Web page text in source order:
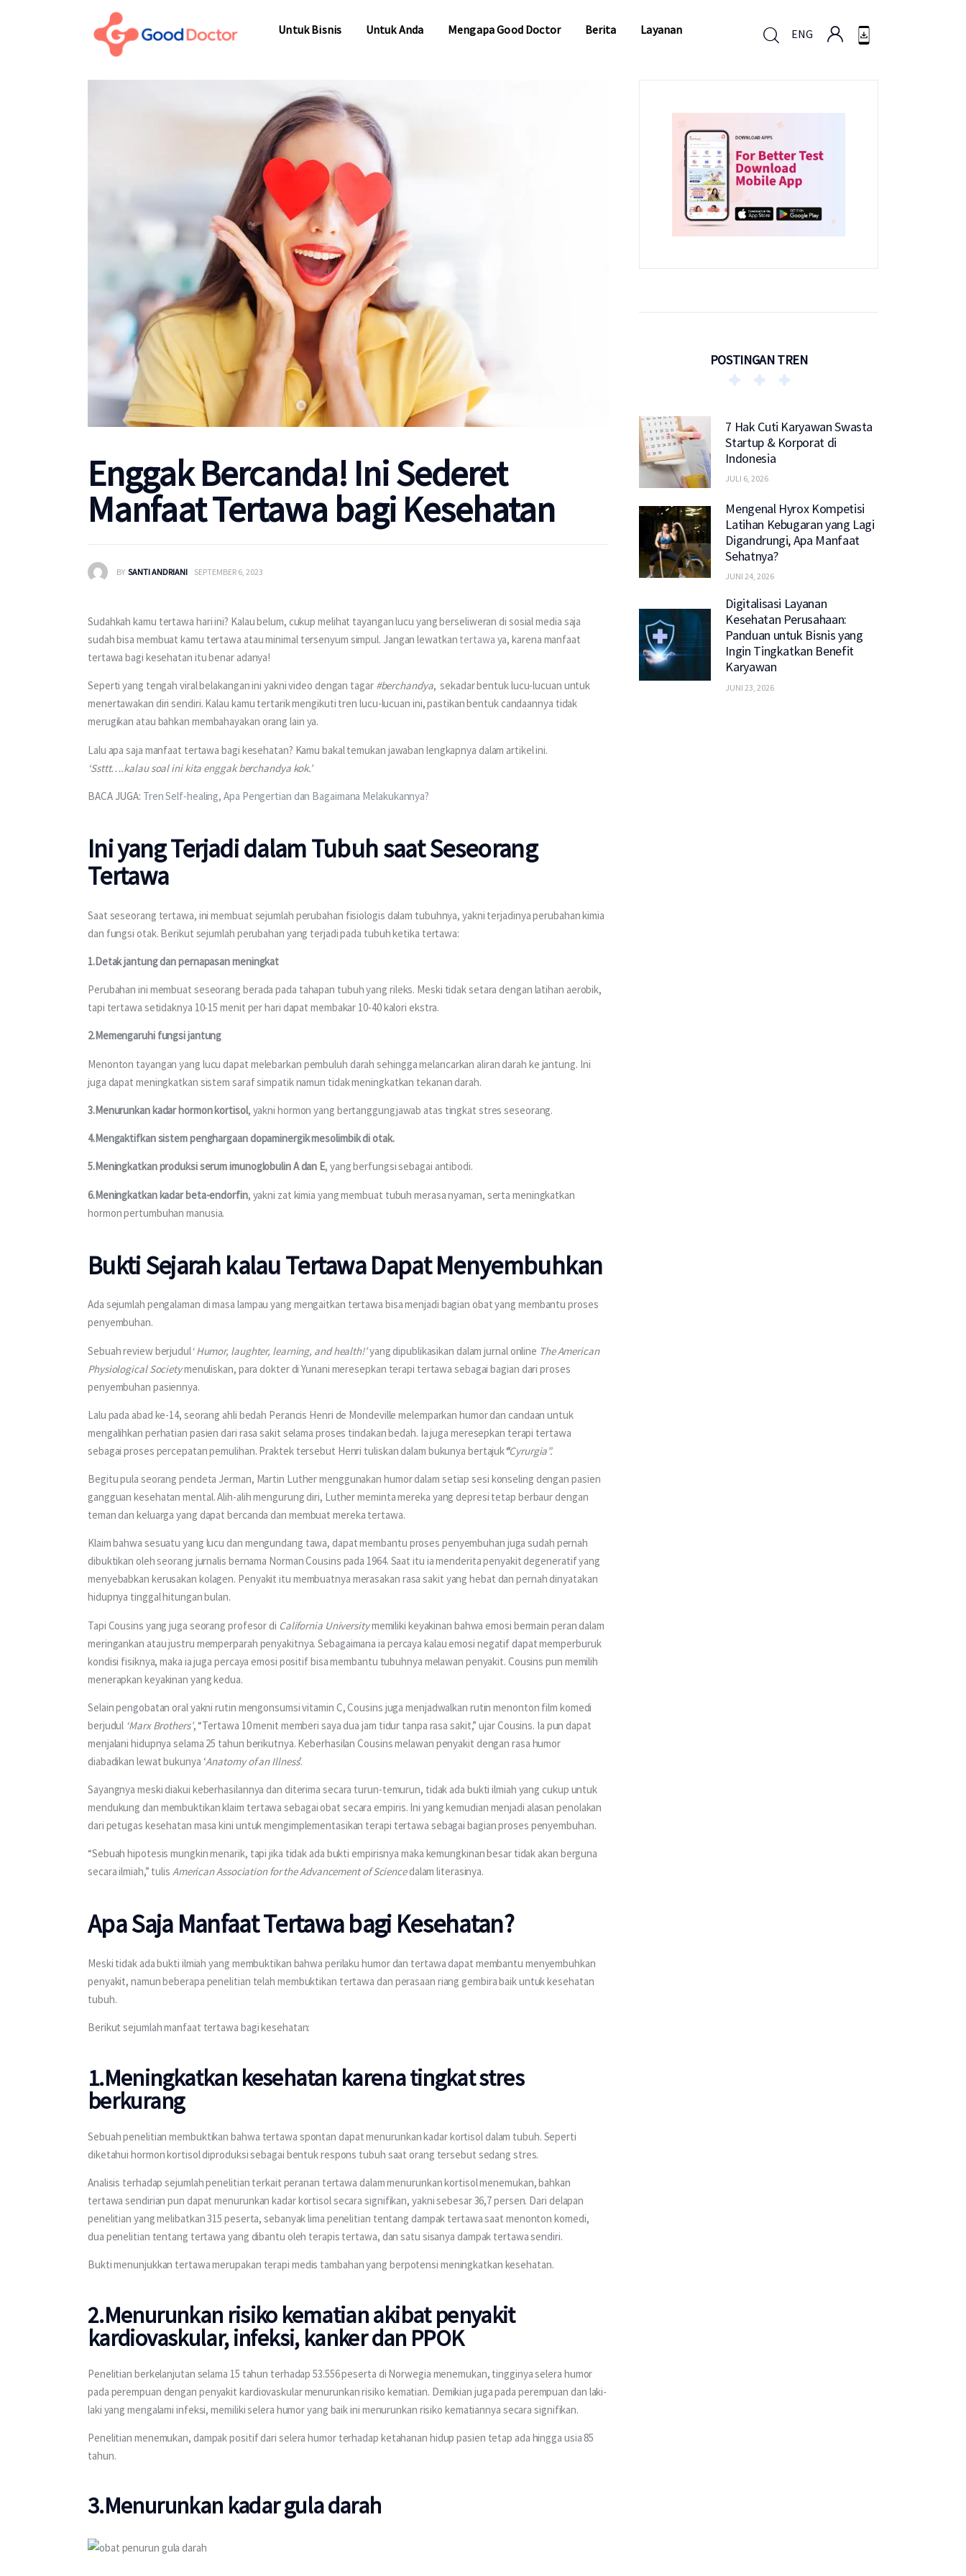
Untuk Bisnis Untuk Anda Mengapa Good Doctor Berita Layanan ENG
Untuk Bisnis
Enggak Bercanda! Ini Sederet
Manfaat Tertawa bagi Kesehatan
BY SANTI ANDRIANI SEPTEMBER 6, 2023
Sudahkah kamu tertawa hari ini? Kalau belum, cukup melihat tayangan lucu yang berseliweran di sosial media saja
sudah bisa membuat kamu tertawa atau minimal tersenyum simpul. Jangan lewatkan tertawa ya, karena manfaat
tertawa bagi kesehatan itu benar adanya!
Seperti yang tengah viral belakangan ini yakni video dengan tagar #berchandya,  sekadar bentuk lucu-lucuan untuk
menertawakan diri sendiri. Kalau kamu tertarik mengikuti tren lucu-lucuan ini, pastikan bentuk candaannya tidak
merugikan atau bahkan membahayakan orang lain ya.
Lalu apa saja manfaat tertawa bagi kesehatan? Kamu bakal temukan jawaban lengkapnya dalam artikel ini.
‘Ssttt….kalau soal ini kita enggak berchandya kok.’
BACA JUGA: Tren Self-healing, Apa Pengertian dan Bagaimana Melakukannya?
Ini yang Terjadi dalam Tubuh saat Seseorang
Tertawa
Saat seseorang tertawa, ini membuat sejumlah perubahan fisiologis dalam tubuhnya, yakni terjadinya perubahan kimia
dan fungsi otak. Berikut sejumlah perubahan yang terjadi pada tubuh ketika tertawa:
1.Detak jantung dan pernapasan meningkat
Perubahan ini membuat seseorang berada pada tahapan tubuh yang rileks. Meski tidak setara dengan latihan aerobik,
tapi tertawa setidaknya 10-15 menit per hari dapat membakar 10-40 kalori ekstra.
2.Memengaruhi fungsi jantung
Menonton tayangan yang lucu dapat melebarkan pembuluh darah sehingga melancarkan aliran darah ke jantung. Ini
juga dapat meningkatkan sistem saraf simpatik namun tidak meningkatkan tekanan darah.
3.Menurunkan kadar hormon kortisol, yakni hormon yang bertanggungjawab atas tingkat stres seseorang.
4.Mengaktifkan sistem penghargaan dopaminergik mesolimbik di otak.
5.Meningkatkan produksi serum imunoglobulin A dan E, yang berfungsi sebagai antibodi.
6.Meningkatkan kadar beta-endorfin, yakni zat kimia yang membuat tubuh merasa nyaman, serta meningkatkan
hormon pertumbuhan manusia.
Bukti Sejarah kalau Tertawa Dapat Menyembuhkan
Ada sejumlah pengalaman di masa lampau yang mengaitkan tertawa bisa menjadi bagian obat yang membantu proses
penyembuhan.
Sebuah review berjudul‘ Humor, laughter, learning, and health!’ yang dipublikasikan dalam jurnal online The American
Physiological Society menuliskan, para dokter di Yunani meresepkan terapi tertawa sebagai bagian dari proses
penyembuhan pasiennya.
Lalu pada abad ke-14, seorang ahli bedah Perancis Henri de Mondeville melemparkan humor dan candaan untuk
mengalihkan perhatian pasien dari rasa sakit selama proses tindakan bedah. Ia juga meresepkan terapi tertawa
sebagai proses percepatan pemulihan. Praktek tersebut Henri tuliskan dalam bukunya bertajuk“Cyrurgia”.
Begitu pula seorang pendeta Jerman, Martin Luther menggunakan humor dalam setiap sesi konseling dengan pasien
gangguan kesehatan mental. Alih-alih mengurung diri, Luther meminta mereka yang depresi tetap berbaur dengan
teman dan keluarga yang dapat bercanda dan membuat mereka tertawa.
Klaim bahwa sesuatu yang lucu dan mengundang tawa, dapat membantu proses penyembuhan juga sudah pernah
dibuktikan oleh seorang jurnalis bernama Norman Cousins pada 1964. Saat itu ia menderita penyakit degeneratif yang
menyebabkan kerusakan kolagen. Penyakit itu membuatnya merasakan rasa sakit yang hebat dan pernah dinyatakan
hidupnya tinggal hitungan bulan.
Tapi Cousins yang juga seorang profesor di California University memiliki keyakinan bahwa emosi bermain peran dalam
meringankan atau justru memperparah penyakitnya. Sebagaimana ia percaya kalau emosi negatif dapat memperburuk
kondisi fisiknya, maka ia juga percaya emosi positif bisa membantu tubuhnya melawan penyakit. Cousins pun memilih
menerapkan keyakinan yang kedua.
Selain pengobatan oral yakni rutin mengonsumsi vitamin C, Cousins juga menjadwalkan rutin menonton film komedi
berjudul ‘Marx Brothers’, “Tertawa 10 menit memberi saya dua jam tidur tanpa rasa sakit,” ujar Cousins. Ia pun dapat
menjalani hidupnya selama 25 tahun berikutnya. Keberhasilan Cousins melawan penyakit dengan rasa humor
diabadikan lewat bukunya ‘Anatomy of an Illness’.
Sayangnya meski diakui keberhasilannya dan diterima secara turun-temurun, tidak ada bukti ilmiah yang cukup untuk
mendukung dan membuktikan klaim tertawa sebagai obat secara empiris. Ini yang kemudian menjadi alasan penolakan
dari petugas kesehatan masa kini untuk mengimplementasikan terapi tertawa sebagai bagian proses penyembuhan.
“Sebuah hipotesis mungkin menarik, tapi jika tidak ada bukti empirisnya maka kemungkinan besar tidak akan berguna
secara ilmiah,” tulis American Association for the Advancement of Science dalam literasinya.
Apa Saja Manfaat Tertawa bagi Kesehatan?
Meski tidak ada bukti ilmiah yang membuktikan bahwa perilaku humor dan tertawa dapat membantu menyembuhkan
penyakit, namun beberapa penelitian telah membuktikan tertawa dan perasaan riang gembira baik untuk kesehatan
tubuh.
Berikut sejumlah manfaat tertawa bagi kesehatan:
1.Meningkatkan kesehatan karena tingkat stres
berkurang
Sebuah penelitian membuktikan bahwa tertawa spontan dapat menurunkan kadar kortisol dalam tubuh. Seperti
diketahui hormon kortisol diproduksi sebagai bentuk respons tubuh saat orang tersebut sedang stres.
Analisis terhadap sejumlah penelitian terkait peranan tertawa dalam menurunkan kortisol menemukan, bahkan
tertawa sendirian pun dapat menurunkan kadar kortisol secara signifikan, yakni sebesar 36,7 persen. Dari delapan
penelitian yang melibatkan 315 peserta, sebanyak lima penelitian tentang dampak tertawa saat menonton komedi,
dua penelitian tentang tertawa yang dibantu oleh terapis tertawa, dan satu sisanya dampak tertawa sendiri.
Bukti menunjukkan tertawa merupakan terapi medis tambahan yang berpotensi meningkatkan kesehatan.
2.Menurunkan risiko kematian akibat penyakit
kardiovaskular, infeksi, kanker dan PPOK
Penelitian berkelanjutan selama 15 tahun terhadap 53.556 peserta di Norwegia menemukan, tingginya selera humor
pada perempuan dengan penyakit kardiovaskular menurunkan risiko kematian. Demikian juga pada perempuan dan laki-
laki yang mengalami infeksi, memiliki selera humor yang baik ini menurunkan risiko kematiannya secara signifikan.
Penelitian menemukan, dampak positif dari selera humor terhadap ketahanan hidup pasien tetap ada hingga usia 85
tahun.
3.Menurunkan kadar gula darah
POSTINGAN TREN
7 Hak Cuti Karyawan Swasta
Startup & Korporat di
Indonesia
JULI 6, 2026
Mengenal Hyrox Kompetisi
Latihan Kebugaran yang Lagi
Digandrungi, Apa Manfaat
Sehatnya?
JUNI 24, 2026
Digitalisasi Layanan
Kesehatan Perusahaan:
Panduan untuk Bisnis yang
Ingin Tingkatkan Benefit
Karyawan
JUNI 23, 2026